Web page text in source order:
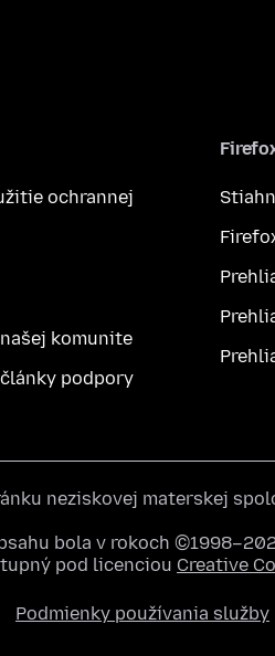
ochrannej
komunite
podpory
neziskovej materskej
bola v rokoch
pod licenciou Creative
Podmienky používania služby